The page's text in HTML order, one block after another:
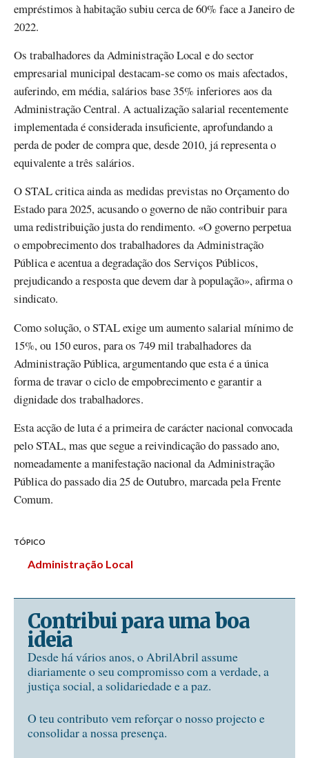
empréstimos à habitação subiu cerca de 60% face a Janeiro de
2022.
Os trabalhadores da Administração Local e do sector
empresarial municipal destacam-se como os mais afectados,
auferindo, em média, salários base 35% inferiores aos da
Administração Central. A actualização salarial recentemente
implementada é considerada insuficiente, aprofundando a
perda de poder de compra que, desde 2010, já representa o
equivalente a três salários.
O STAL critica ainda as medidas previstas no Orçamento do
Estado para 2025, acusando o governo de não contribuir para
uma redistribuição justa do rendimento. «O governo perpetua
o empobrecimento dos trabalhadores da Administração
Pública e acentua a degradação dos Serviços Públicos,
prejudicando a resposta que devem dar à população», afirma o
sindicato.
Como solução, o STAL exige um aumento salarial mínimo de
15%, ou 150 euros, para os 749 mil trabalhadores da
Administração Pública, argumentando que esta é a única
forma de travar o ciclo de empobrecimento e garantir a
dignidade dos trabalhadores.
Esta acção de luta é a primeira de carácter nacional convocada
pelo STAL, mas que segue a reivindicação do passado ano,
nomeadamente a manifestação nacional da Administração
Pública do passado dia 25 de Outubro, marcada pela Frente
Comum.
TÓPICO
Administração Local
Contribui para uma boa
ideia
Desde há vários anos, o AbrilAbril assume
diariamente o seu compromisso com a verdade, a
justiça social, a solidariedade e a paz.
O teu contributo vem reforçar o nosso projecto e
consolidar a nossa presença.